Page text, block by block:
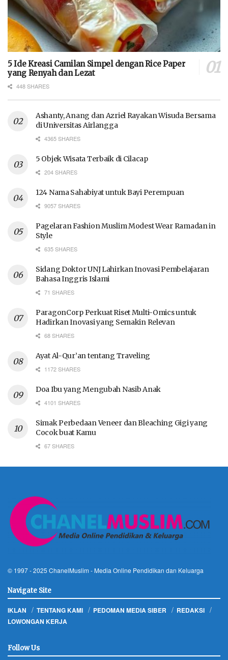
5 Ide Kreasi Camilan Simpel dengan Rice Paper
yang Renyah dan Lezat
448 SHARES
Ashanty, Anang dan Azriel Rayakan Wisuda Bersama
di Universitas Airlangga
4365 SHARES
5 Objek Wisata Terbaik di Cilacap
204 SHARES
124 Nama Sahabiyat untuk Bayi Perempuan
9057 SHARES
Pagelaran Fashion Muslim Modest Wear Ramadan in
Style
635 SHARES
Sidang Doktor UNJ Lahirkan Inovasi Pembelajaran
Bahasa Inggris Islami
71 SHARES
ParagonCorp Perkuat Riset Multi-Omics untuk
Hadirkan Inovasi yang Semakin Relevan
68 SHARES
Ayat Al-Qur’an tentang Traveling
1172 SHARES
Doa Ibu yang Mengubah Nasib Anak
4101 SHARES
Simak Perbedaan Veneer dan Bleaching Gigi yang
Cocok buat Kamu
67 SHARES
© 1997 - 2025 ChanelMuslim - Media Online Pendidikan dan Keluarga
Navigate Site
IKLAN TENTANG KAMI PEDOMAN MEDIA SIBER
REDAKSI
LOWONGAN KERJA
Follow Us